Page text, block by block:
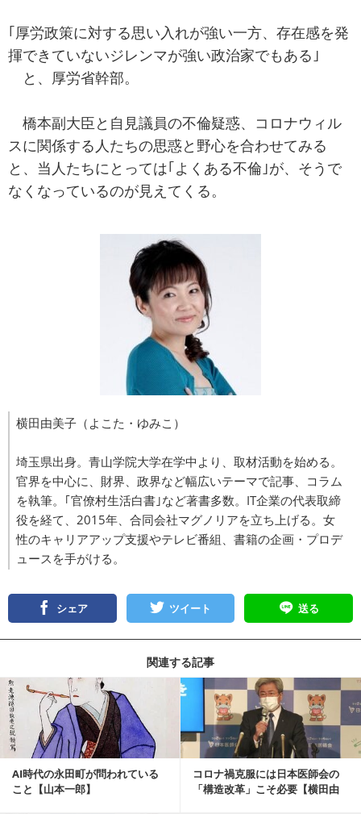
｢厚労政策に対する思い入れが強い一方、存在感を発
揮できていないジレンマが強い政治家でもある｣
と、厚労省幹部。
橋本副大臣と自見議員の不倫疑惑、コロナウィル
スに関係する人たちの思惑と野心を合わせてみる
と、当人たちにとっては｢よくある不倫｣が、そうで
なくなっているのが見えてくる。
横田由美子（よこた・ゆみこ）
埼玉県出身。青山学院大学在学中より、取材活動を始める。
官界を中心に、財界、政界など幅広いテーマで記事、コラム
を執筆。｢官僚村生活白書｣など著書多数。IT企業の代表取締
役を経て、2015年、合同会社マグノリアを立ち上げる。女
性のキャリアアップ支援やテレビ番組、書籍の企画・プロデ
ュースを手がける。
シェア ツイート 送る
関連する記事
AI時代の永田町が問われている
こと【山本一郎】
コロナ禍克服には日本医師会の
「構造改革」こそ必要【横田由